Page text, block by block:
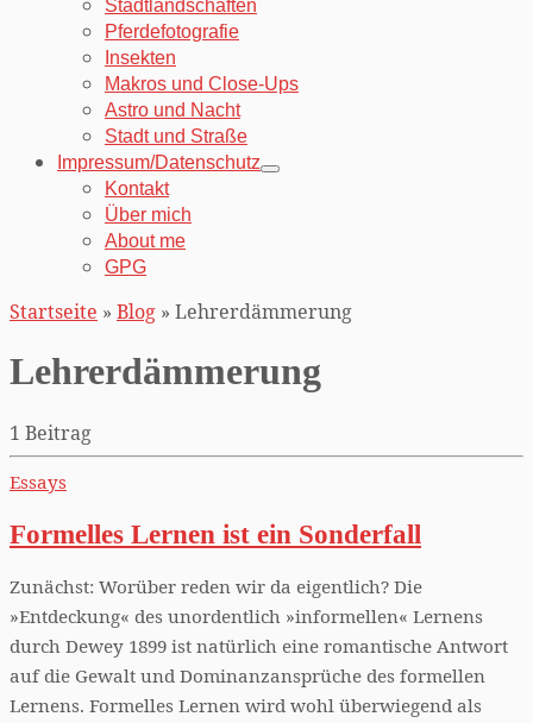
Stadtlandschaften
Pferdefotografie
Insekten
Makros und Close-Ups
Astro und Nacht
Stadt und Straße
Impressum/Datenschutz
Kontakt
Über mich
About me
GPG
Startseite » Blog » Lehrerdämmerung
Lehrerdämmerung
1 Beitrag
Essays
Formelles Lernen ist ein Sonderfall
Zunächst: Worüber reden wir da eigentlich? Die
»Entdeckung« des unordentlich »informellen« Lernens
durch Dewey 1899 ist natürlich eine romantische Antwort
auf die Gewalt und Dominanzansprüche des formellen
Lernens. Formelles Lernen wird wohl überwiegend als